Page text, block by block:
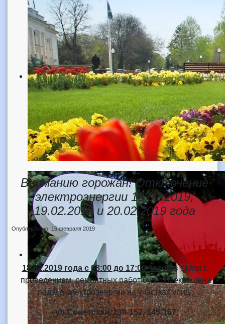
Вниманию горожан! Отключение
электроэнергии 18.02.2019,
19.02.2019 и 20.02.2019 года
Опубликовано: 15 февраля 2019
18.02.2019 года с 08:00 до 17:00 часовв связи с
проведением ремонтных работ будет прекращена
подача электроэнергии на участках улиц:
- ул.Советская, 130-152, 145-167;